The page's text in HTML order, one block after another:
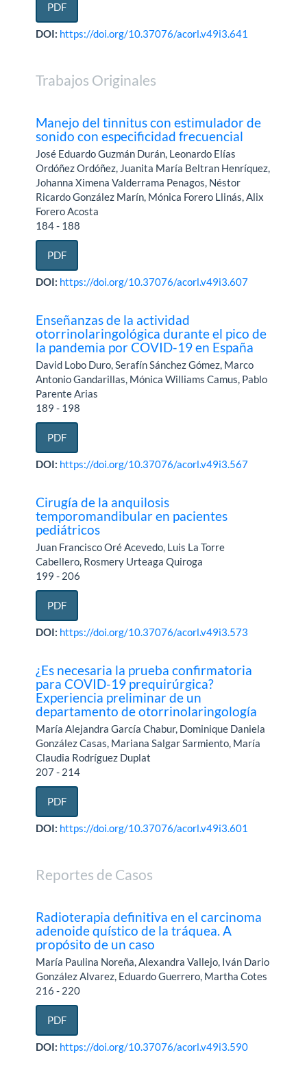
PDF
DOI: https://doi.org/10.37076/acorl.v49i3.641
Trabajos Originales
Manejo del tinnitus con estimulador de
sonido con especificidad frecuencial
José Eduardo Guzmán Durán, Leonardo Elías
Ordóñez Ordóñez, Juanita María Beltran Henríquez,
Johanna Ximena Valderrama Penagos, Néstor
Ricardo González Marín, Mónica Forero Llinás, Alix
Forero Acosta
184 - 188
PDF
DOI: https://doi.org/10.37076/acorl.v49i3.607
Enseñanzas de la actividad
otorrinolaringológica durante el pico de
la pandemia por COVID-19 en España
David Lobo Duro, Serafín Sánchez Gómez, Marco
Antonio Gandarillas, Mónica Williams Camus, Pablo
Parente Arias
189 - 198
PDF
DOI: https://doi.org/10.37076/acorl.v49i3.567
Cirugía de la anquilosis
temporomandibular en pacientes
pediátricos
Juan Francisco Oré Acevedo, Luis La Torre
Cabellero, Rosmery Urteaga Quiroga
199 - 206
PDF
DOI: https://doi.org/10.37076/acorl.v49i3.573
¿Es necesaria la prueba confirmatoria
para COVID-19 prequirúrgica?
Experiencia preliminar de un
departamento de otorrinolaringología
María Alejandra García Chabur, Dominique Daniela
González Casas, Mariana Salgar Sarmiento, María
Claudia Rodríguez Duplat
207 - 214
PDF
DOI: https://doi.org/10.37076/acorl.v49i3.601
Reportes de Casos
Radioterapia definitiva en el carcinoma
adenoide quístico de la tráquea. A
propósito de un caso
María Paulina Noreña, Alexandra Vallejo, Iván Dario
González Alvarez, Eduardo Guerrero, Martha Cotes
216 - 220
PDF
DOI: https://doi.org/10.37076/acorl.v49i3.590